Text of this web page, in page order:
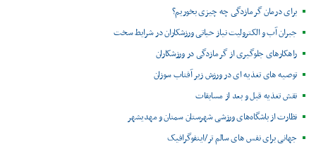
برای درمان گرمازدگی چه چیزی بخوریم؟
جبران آب و الکترولیت نیاز حیاتی ورزشکاران در شرایط سخت
راهکارهای جلوگیری از گرمازدگی در ورزشکاران
توصیه های تغذیه ای در ورزش زیر آفتاب سوزان
نقش تغذیه قبل و بعد از مسابقات
نظارت از باشگاه‌های ورزشی شهرستان سمنان و مهدیشهر
جهانی برای نفس های سالم تر/اینفوگرافیک